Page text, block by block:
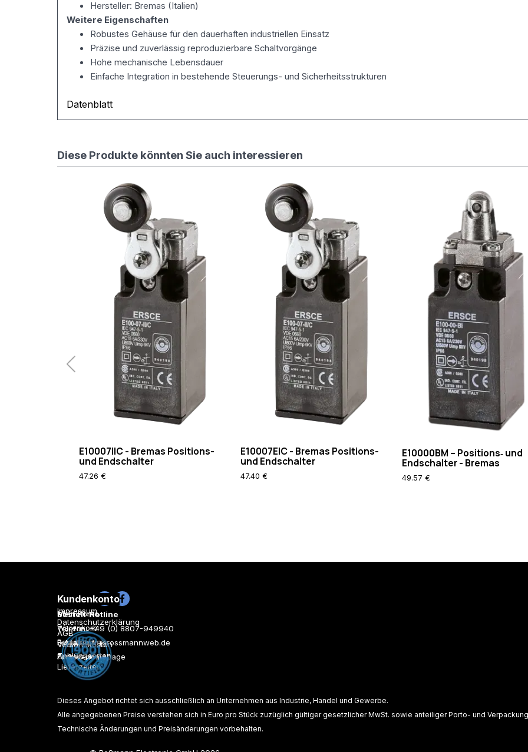
Standard
Website
unterstützen
(Diese
Regeln
werden
benötigt
–
RewriteCond
{REQUEST_FILENAME}
{REQUEST_FILENAME}
Hersteller: Bremas (Italien)
Weitere Eigenschaften
Robustes Gehäuse für den dauerhaften industriellen Einsatz
Präzise und zuverlässig reproduzierbare Schaltvorgänge
Hohe mechanische Lebensdauer
Einfache Integration in bestehende Steuerungs- und Sicherheitsstrukturen
Datenblatt
Diese Produkte könnten Sie auch interessieren
E10007IIC - Bremas Positions-
und Endschalter
47.26 €
E10007EIC - Bremas Positions-
und Endschalter
47.40 €
E10000BM – Positions‑ und
Endschalter - Bremas
49.57 €
Rechtliches
Impressum
Datenschutzerklärung
AGB
Versandkosten
Zahlungsarten
Lieferzeiten
Kundenkonto
Mein Konto
Warenkorb
Registrieren
Anmelden
Kontakt
Bestell-Hotline
Telefon: +49 (0) 8807-949940
E-Mail:info@rossmannweb.de
Firmen-Homepage
Dieses Angebot richtet sich ausschließlich an Unternehmen aus Industrie, Handel und Gewerbe.
Alle angegebenen Preise verstehen sich in Euro pro Stück zuzüglich gültigergesetzlicher MwSt. sowie anteiliger Porto- und
Technische Änderungen und Preisänderungen vorbehalten.